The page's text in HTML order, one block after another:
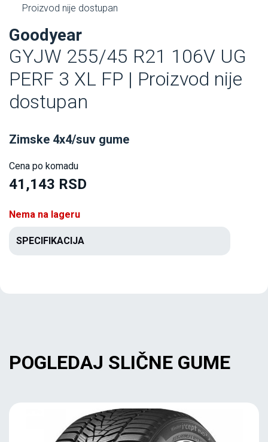
Proizvod nije dostupan
Goodyear
GYJW 255/45 R21 106V UG
PERF 3 XL FP | Proizvod nije
dostupan
Zimske 4x4/suv gume
Cena po komadu
41,143 RSD
Nema na lageru
SPECIFIKACIJA
POGLEDAJ SLIČNE GUME